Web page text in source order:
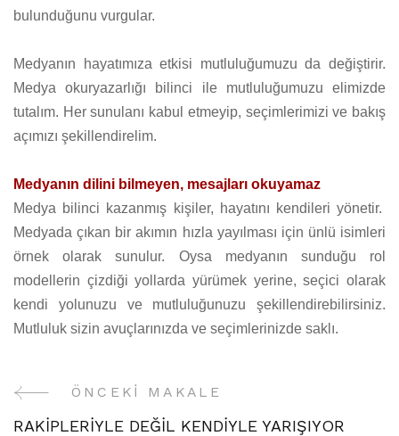
bulunduğunu vurgular.
Medyanın hayatımıza etkisi mutluluğumuzu da değiştirir.
Medya okuryazarlığı bilinci ile mutluluğumuzu elimizde
tutalım. Her sunulanı kabul etmeyip, seçimlerimizi ve bakış
açımızı şekillendirelim.
Medyanın dilini bilmeyen, mesajları okuyamaz
Medya bilinci kazanmış kişiler, hayatını kendileri yönetir.
Medyada çıkan bir akımın hızla yayılması için ünlü isimleri
örnek olarak sunulur. Oysa medyanın sunduğu rol
modellerin çizdiği yollarda yürümek yerine, seçici olarak
kendi yolunuzu ve mutluluğunuzu şekillendirebilirsiniz.
Mutluluk sizin avuçlarınızda ve seçimlerinizde saklı.
YazıÖNCEKI MAKALE
RAKİPLERİYLE DEĞİL KENDİYLE YARIŞIYOR